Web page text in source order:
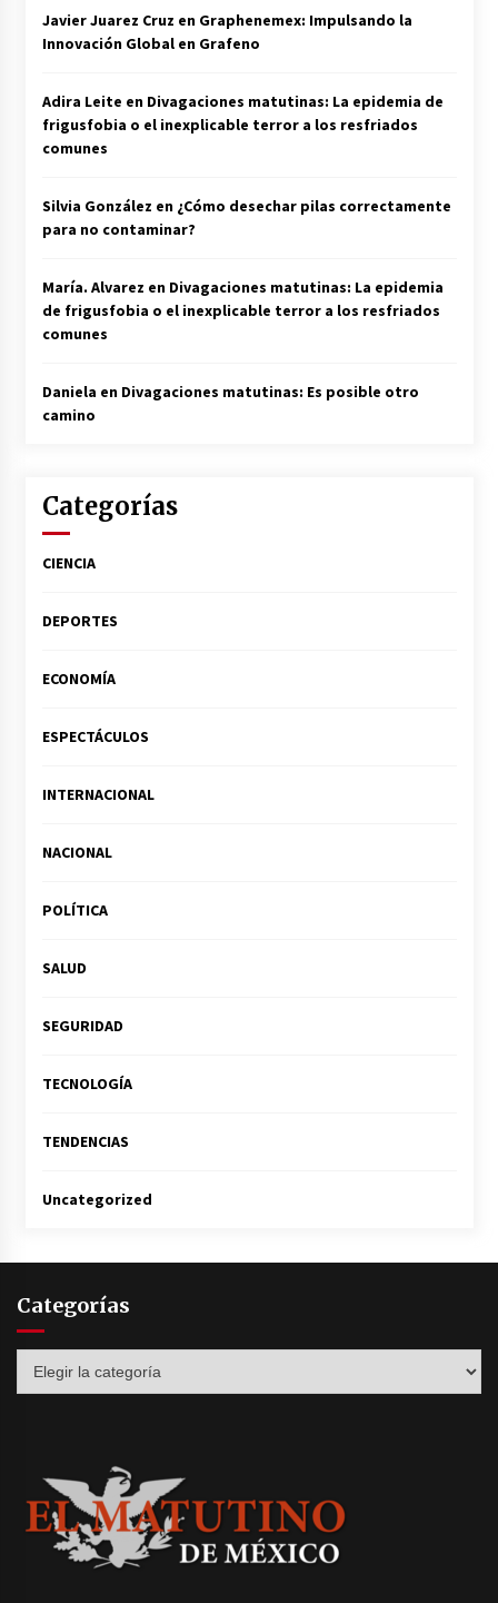
Javier Juarez Cruz en Graphenemex: Impulsando la
Innovación Global en Grafeno
Adira Leite en Divagaciones matutinas: La epidemia de
frigusfobia o el inexplicable terror a los resfriados
comunes
Silvia González en ¿Cómo desechar pilas correctamente
para no contaminar?
María. Alvarez en Divagaciones matutinas: La epidemia
de frigusfobia o el inexplicable terror a los resfriados
comunes
Daniela en Divagaciones matutinas: Es posible otro
camino
Categorías
CIENCIA
DEPORTES
ECONOMÍA
ESPECTÁCULOS
INTERNACIONAL
NACIONAL
POLÍTICA
SALUD
SEGURIDAD
TECNOLOGÍA
TENDENCIAS
Uncategorized
Categorías